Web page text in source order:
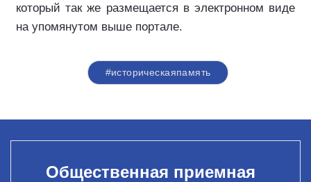
который так же размещается в электронном виде
на упомянутом выше портале.
#историческаяпамять
Общественная приемная